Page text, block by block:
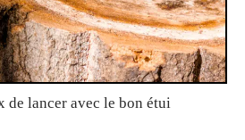
de lancer avec le bon étui